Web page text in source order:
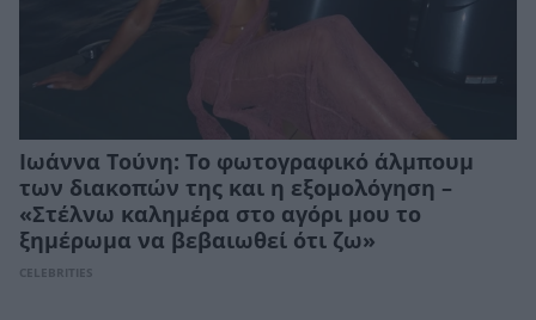
Ιωάννα Τούνη: Το φωτογραφικό άλμπουμ
των διακοπών της και η εξομολόγηση –
«Στέλνω καλημέρα στο αγόρι μου το
ξημέρωμα να βεβαιωθεί ότι ζω»
CELEBRITIES